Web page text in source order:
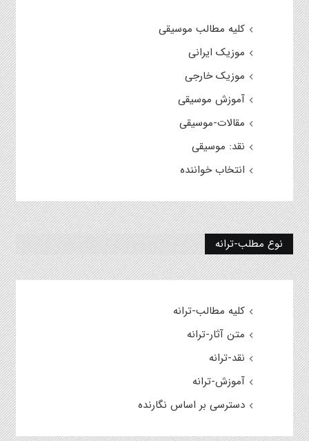
کلیه مطالب موسیقی
موزیک ایرانی
موزیک خارجی
آموزش موسیقی
مقالات-موسیقی
نقد: موسیقی
انتخاب خواننده
نوع مطلب-ترانه
کلیه مطالب-ترانه
متن آثار-ترانه
نقد-ترانه
آموزش-ترانه
دسترسی بر اساس نگارنده